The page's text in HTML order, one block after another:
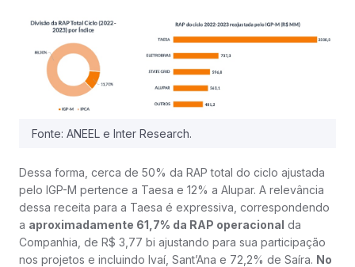
Fonte: ANEEL e Inter Research.
Dessa forma, cerca de 50% da RAP total do ciclo ajustada
pelo IGP-M pertence a Taesa e 12% a Alupar. A relevância
dessa receita para a Taesa é expressiva, correspondendo
a aproximadamente 61,7% da RAP operacional da
Companhia, de R$ 3,77 bi ajustando para sua participação
nos projetos e incluindo Ivaí, Sant’Ana e 72,2% de Saíra. No